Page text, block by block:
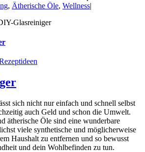
, Ätherische Öle, Wellness|
sich nicht nur einfach und schnell selbst
auch Geld und schon die Umwelt.
ätherische Öle sind eine wunderbare
viele synthetische und möglicherweise
Haushalt zu entfernen und so bewusst
und dein Wohlbefinden zu tun.